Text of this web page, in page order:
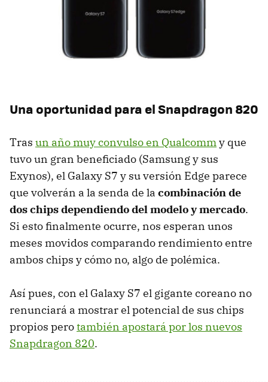
Una oportunidad para el Snapdragon 820
Tras un año muy convulso en Qualcommy que
tuvo un gran beneficiado (Samsung y sus
Exynos), el Galaxy S7 y su versión Edge parece
que volverán a la senda de la combinación de
dos chips dependiendo del modelo y mercado.
Si esto finalmente ocurre, nos esperan unos
meses movidos comparando rendimiento entre
ambos chips y cómo no, algo de polémica.
Así pues, con el Galaxy S7 el gigante coreano no
renunciará a mostrar el potencial de sus chips
propios perotambién apostará por los nuevos
Snapdragon 820.